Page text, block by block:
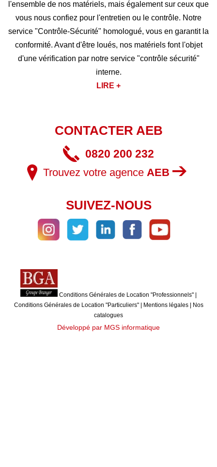
l'ensemble de nos matériels, mais également sur ceux que
vous nous confiez pour l'entretien ou le contrôle. Notre
service "Contrôle-Sécurité" homologué, vous en garantit la
conformité. Avant d'être loués, nos matériels font l'objet
d'une vérification par notre service "contrôle sécurité"
interne.
LIRE +
CONTACTER AEB
0820 200 232
Trouvez votre agence AEB
SUIVEZ-NOUS
Conditions Générales de Location "Professionnels"
Conditions Générales de Location "Particuliers"| Mentions légales|
Nos
catalogues
Développé par MGS informatique